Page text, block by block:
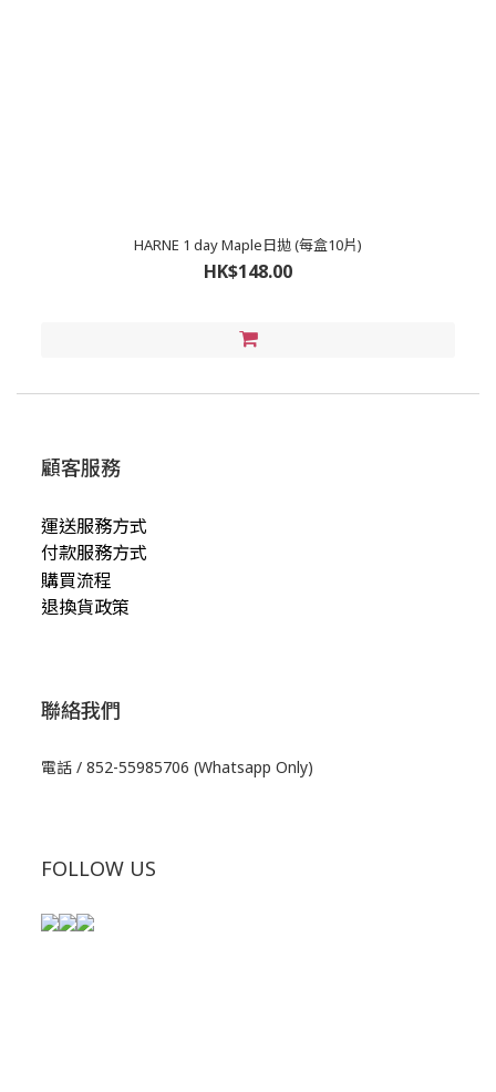
HARNE 1 day Maple日拋 (每盒10片)
HK$148.00
顧客服務
運送服務方式
付款服務方式
購買流程
退換貨政策
聯絡我們
電話 / 852-55985706 (Whatsapp Only)
FOLLOW US